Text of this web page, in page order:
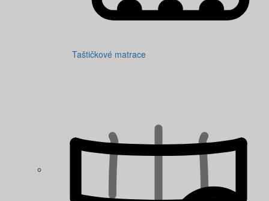
Taštičkové matrace